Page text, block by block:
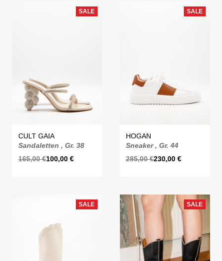
SALE
CULT GAIA
Sandaletten , Gr. 38
165,00€100,00 €
SALE
HOGAN
Sneaker , Gr. 44
285,00€230,00€
SALE SALE